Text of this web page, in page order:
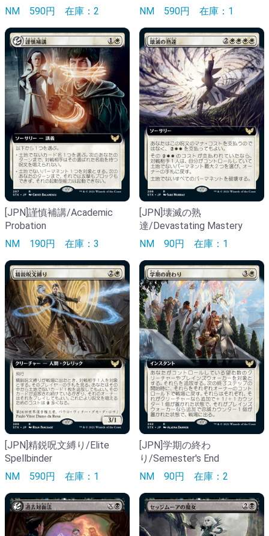
NM 590円 在庫：2
NM 590円 在庫：1
[JPN]謹慎補講/Academic
Probation
NM 190円 在庫：3
[JPN]壊滅の熟
達/Devastating Mastery
NM 90円 在庫：1
[JPN]精鋭呪文縛り/Elite
Spellbinder
NM 590円 在庫：1
[JPN]学期の終わ
り/Semester's End
NM 90円 在庫：2